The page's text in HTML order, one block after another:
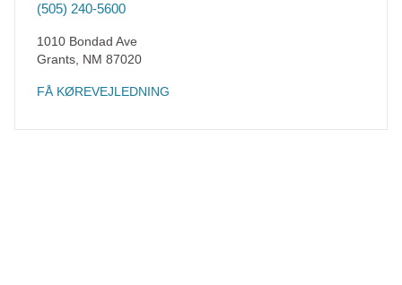
(505) 240-5600
1010 Bondad Ave
Grants NM 87020
FÅ KØREVEJLEDNING